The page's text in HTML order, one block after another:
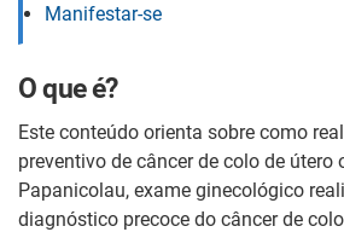
Manifestar-se
O que é?
Este conteúdo orienta sobre como
preventivo de câncer de colo de útero
Papanicolau, exame ginecológico
diagnóstico precoce do câncer de